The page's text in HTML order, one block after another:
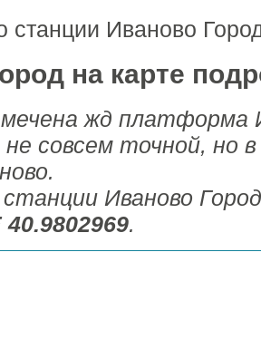
станции Иваново
на карте
жд платформа
совсем точной, но
Иваново
40.9802969.